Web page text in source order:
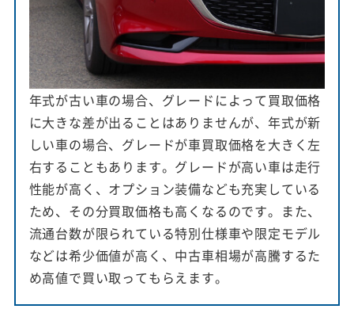
年式が古い車の場合、グレードによって買取価格
に大きな差が出ることはありませんが、年式が新
しい車の場合、グレードが車買取価格を大きく左
右することもあります。グレードが高い車は走行
性能が高く、オプション装備なども充実している
ため、その分買取価格も高くなるのです。また、
流通台数が限られている特別仕様車や限定モデル
などは希少価値が高く、中古車相場が高騰するた
め高値で買い取ってもらえます。